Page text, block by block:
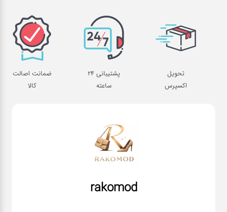
تحویل
اکسپرس
پشتیبانی 24
ساعته
ضمانت اصالت
کالا
rakomod